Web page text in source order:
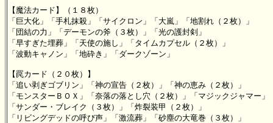
【魔法カード】（１８枚）
「巨大化」「手札抹殺」「サイクロン」「大嵐」「地割れ（２枚）」
「団結の力」「デーモンの斧（３枚）」「光の護封剣」
「早すぎた埋葬」「天使の施し」「タイムカプセル（２枚）」
「波動キャノン」「地砕き」「ダークゾーン」
【罠カード（２０枚）】
「追い剥ぎゴブリン」「神の宣告（２枚）」「神の恵み（２枚）」
「モンスターＢＯＸ」「奈落の落とし穴（２枚）」「マジックジャマー」
「サンダー・ブレイク（３枚）」「炸裂装甲（２枚）」
「リビングデッドの呼び声」「激流葬」「砂塵の大竜巻（３枚）」